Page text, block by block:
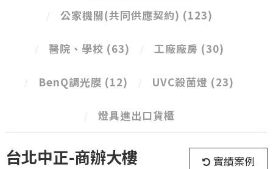
公家機關(共同供應契約) (123)
醫院、學校 (63) 工廠廠房 (30)
BenQ調光膜 (12) UVC殺菌燈 (23)
燈具進出口貨櫃
台北中正-商辦大樓 實績案例